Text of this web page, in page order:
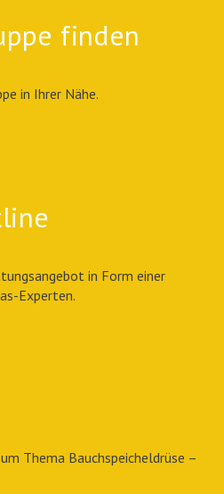
finden
in Ihrer Nähe.
in Form einer
Experten.
Thema Bauchspeicheldrüse –